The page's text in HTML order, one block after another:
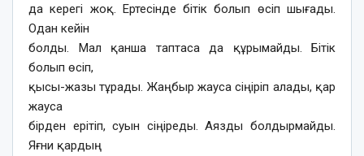
да керегі жоқ. Ертесінде бітік болып өсіп шығады.
Одан кейін
болды. Мал қанша таптаса да құрымайды. Бітік
болып өсіп,
қысы-жазы тұрады. Жаңбыр жауса сіңіріп алады, қар
жауса
бірден ерітіп, суын сіңіреды. Аязды болдырмайды.
Яғни қардың